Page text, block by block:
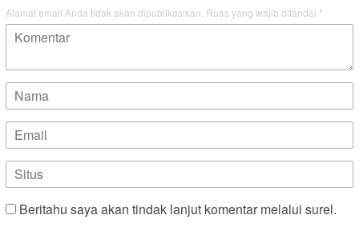
Alamat email Anda tidak akan dipublikasikan. Ruas yang wajib ditandai *
Beritahu saya akan tindak lanjut komentar melalui surel.